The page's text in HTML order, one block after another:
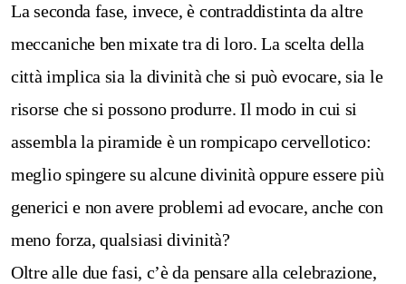
La seconda fase, invece, è contraddistinta da altre
meccaniche ben mixate tra di loro. La scelta della
città implica sia la divinità che si può evocare, sia le
risorse che si possono produrre. Il modo in cui si
assembla la piramide è un rompicapo cervellotico:
meglio spingere su alcune divinità oppure essere più
generici e non avere problemi ad evocare, anche con
meno forza, qualsiasi divinità?
Oltre alle due fasi, c’è da pensare alla celebrazione,